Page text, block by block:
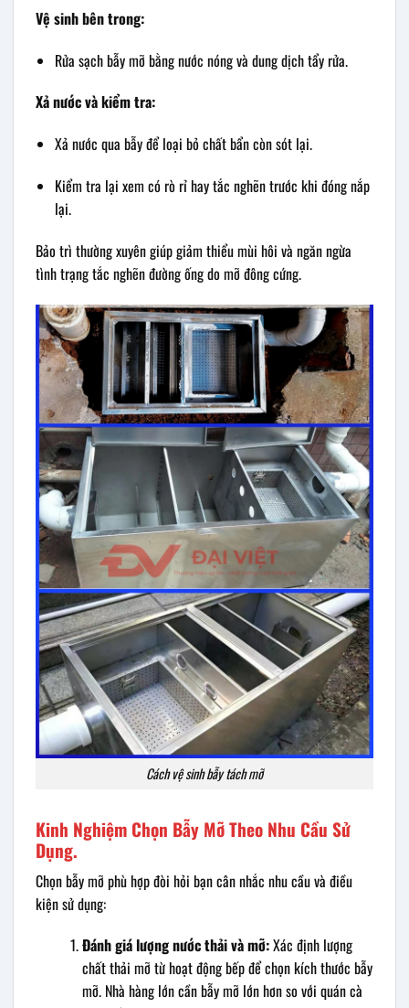
Vệ sinh bên trong:
Rửa sạch bẫy mỡ bằng nước nóng và dung dịch tẩy rửa.
Xả nước và kiểm tra:
Xả nước qua bẫy để loại bỏ chất bẩn còn sót lại.
Kiểm tra lại xem có rò rỉ hay tắc nghẽn trước khi đóng nắp
lại.
Bảo trì thường xuyên giúp giảm thiểu mùi hôi và ngăn ngừa
tình trạng tắc nghẽn đường ống do mỡ đông cứng.
Cách vệ sinh bẫy tách mỡ
Kinh Nghiệm Chọn Bẫy Mỡ Theo Nhu Cầu Sử
Dụng.
Chọn bẫy mỡ phù hợp đòi hỏi bạn cân nhắc nhu cầu và điều
kiện sử dụng:
Đánh giá lượng nước thải và mỡ:Xác định lượng
chất thải mỡ từ hoạt động bếp để chọn kích thước bẫy
mỡ. Nhà hàng lớn cần bẫy mỡ lớn hơn so với quán cà